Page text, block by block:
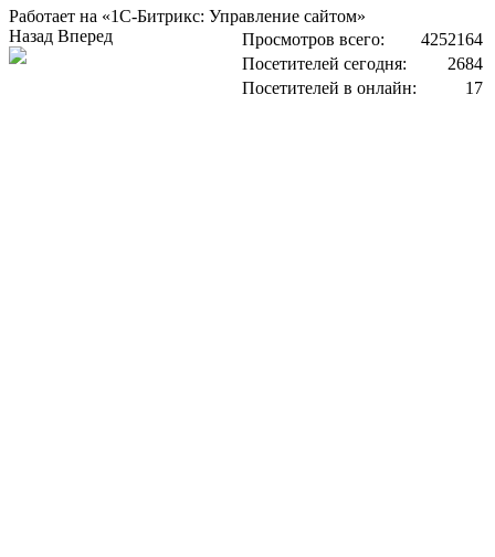
Работает на «1С-Битрикс: Управление сайтом»
Просмотров всего:
4252164
Посетителей сегодня:
2684
Посетителей в онлайн:
17
Назад Вперед